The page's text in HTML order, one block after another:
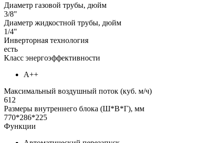
Диаметр газовой трубы, дюйм
3/8"
Диаметр жидкостной трубы, дюйм
1/4"
Инверторная технология
есть
Класс энергоэффективности
А++
Максимальный воздушный поток (куб. м/ч)
612
Размеры внутреннего блока (Ш*В*Г), мм
770*286*225
Функции